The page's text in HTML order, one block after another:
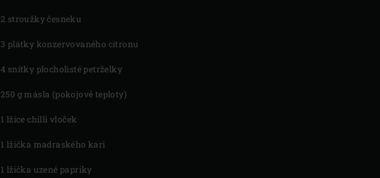
2 stroužky česneku
3 plátky konzervovaného citronu
4 snítky plocholisté petrželky
250 g másla (pokojové teploty)
1 lžíce chilli vloček
1 lžička madraského kari
1 lžička uzené papriky